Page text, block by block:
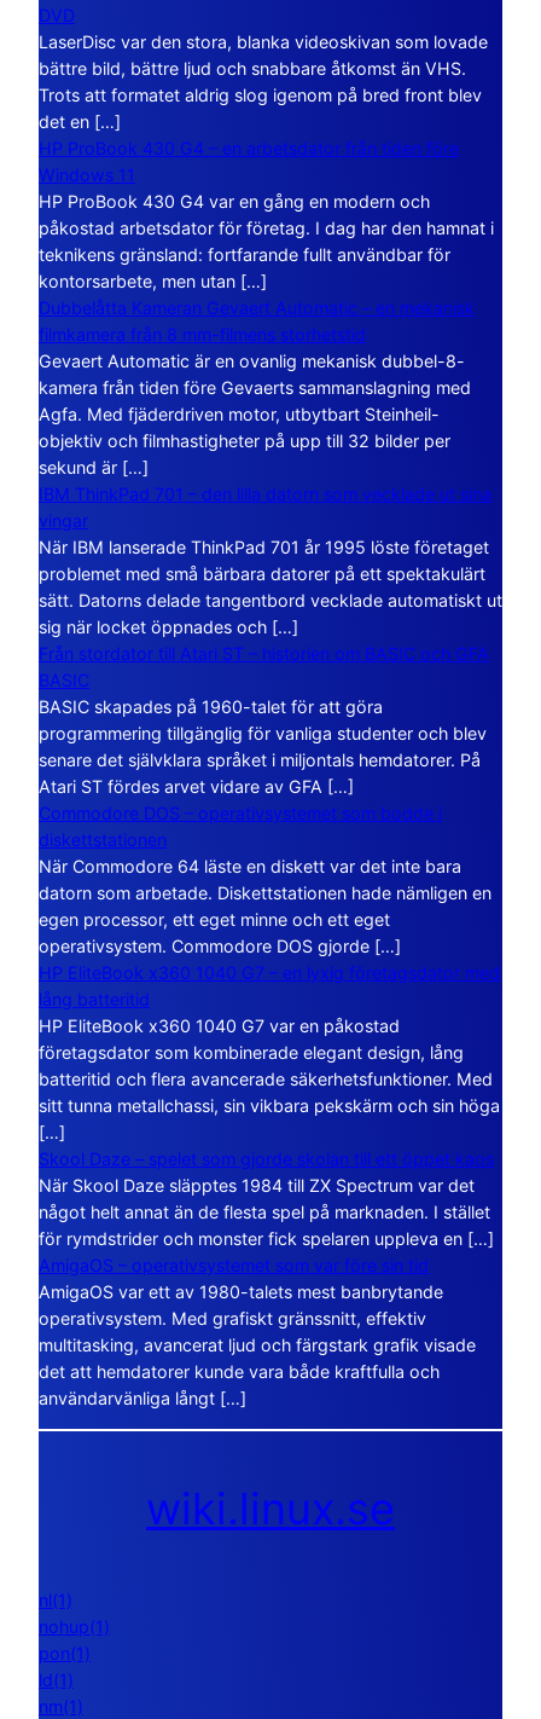
DVD
LaserDisc var den stora, blanka videoskivan som lovade
bättre bild, bättre ljud och snabbare åtkomst än VHS.
Trots att formatet aldrig slog igenom på bred front blev
det en […]
HP ProBook 430 G4 – en arbetsdator från tiden före
Windows 11
HP ProBook 430 G4 var en gång en modern och
påkostad arbetsdator för företag. I dag har den hamnat i
teknikens gränsland: fortfarande fullt användbar för
kontorsarbete, men utan […]
Dubbelåtta Kameran Gevaert Automatic – en mekanisk
filmkamera från 8 mm-filmens storhetstid
Gevaert Automatic är en ovanlig mekanisk dubbel-8-
kamera från tiden före Gevaerts sammanslagning med
Agfa. Med fjäderdriven motor, utbytbart Steinheil-
objektiv och filmhastigheter på upp till 32 bilder per
sekund är […]
IBM ThinkPad 701 – den lilla datorn som vecklade ut sina
vingar
När IBM lanserade ThinkPad 701 år 1995 löste företaget
problemet med små bärbara datorer på ett spektakulärt
sätt. Datorns delade tangentbord vecklade automatiskt ut
sig när locket öppnades och […]
Från stordator till Atari ST – historien om BASIC och GFA
BASIC
BASIC skapades på 1960-talet för att göra
programmering tillgänglig för vanliga studenter och blev
senare det självklara språket i miljontals hemdatorer. På
Atari ST fördes arvet vidare av GFA […]
Commodore DOS – operativsystemet som bodde i
diskettstationen
När Commodore 64 läste en diskett var det inte bara
datorn som arbetade. Diskettstationen hade nämligen en
egen processor, ett eget minne och ett eget
operativsystem. Commodore DOS gjorde […]
HP EliteBook x360 1040 G7 – en lyxig företagsdator med
lång batteritid
HP EliteBook x360 1040 G7 var en påkostad
företagsdator som kombinerade elegant design, lång
batteritid och flera avancerade säkerhetsfunktioner. Med
sitt tunna metallchassi, sin vikbara pekskärm och sin höga
[…]
Skool Daze – spelet som gjorde skolan till ett öppet kaos
När Skool Daze släpptes 1984 till ZX Spectrum var det
något helt annat än de flesta spel på marknaden. I stället
för rymdstrider och monster fick spelaren uppleva en […]
AmigaOS – operativsystemet som var före sin tid
AmigaOS var ett av 1980-talets mest banbrytande
operativsystem. Med grafiskt gränssnitt, effektiv
multitasking, avancerat ljud och färgstark grafik visade
det att hemdatorer kunde vara både kraftfulla och
användarvänliga långt […]
wiki.linux.se
nl(1)
nohup(1)
pon(1)
ld(1)
nm(1)